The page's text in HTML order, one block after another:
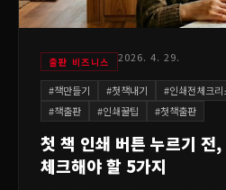
출판 비즈니스 2026. 4. 29.
#책만들기 #첫책내기 #인쇄전체크리
#책출판 #인쇄꿀팁 #첫책출판
첫 책 인쇄 버튼 누르기 전
체크해야 할 5가지